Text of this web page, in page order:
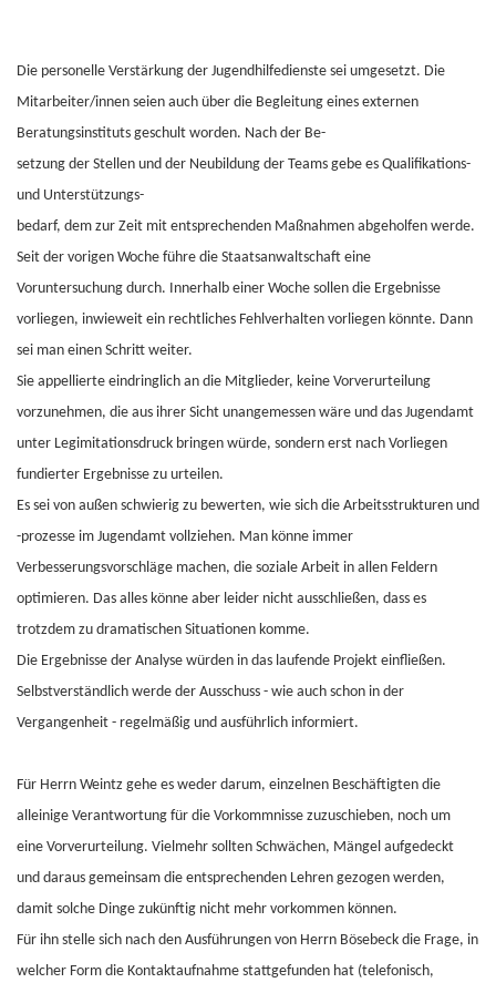
Die personelle Verstärkung der Jugendhilfedienste sei umgesetzt. Die
Mitarbeiter/innen seien auch über die Begleitung eines externen
Beratungsinstituts geschult worden. Nach der Be-
setzung der Stellen und der Neubildung der Teams gebe es Qualifikations-
und Unterstützungs-
bedarf, dem zur Zeit mit entsprechenden Maßnahmen abgeholfen werde.
Seit der vorigen Woche führe die Staatsanwaltschaft eine
Voruntersuchung durch. Innerhalb einer Woche sollen die Ergebnisse
vorliegen, inwieweit ein rechtliches Fehlverhalten vorliegen könnte. Dann
sei man einen Schritt weiter.
Sie appellierte eindringlich an die Mitglieder, keine Vorverurteilung
vorzunehmen, die aus ihrer Sicht unangemessen wäre und das Jugendamt
unter Legimitationsdruck bringen würde, sondern erst nach Vorliegen
fundierter Ergebnisse zu urteilen.
Es sei von außen schwierig zu bewerten, wie sich die Arbeitsstrukturen und
-prozesse im Jugendamt vollziehen. Man könne immer
Verbesserungsvorschläge machen, die soziale Arbeit in allen Feldern
optimieren. Das alles könne aber leider nicht ausschließen, dass es
trotzdem zu dramatischen Situationen komme.
Die Ergebnisse der Analyse würden in das laufende Projekt einfließen.
Selbstverständlich werde der Ausschuss - wie auch schon in der
Vergangenheit - regelmäßig und ausführlich informiert.
Für Herrn Weintz gehe es weder darum, einzelnen Beschäftigten die
alleinige Verantwortung für die Vorkommnisse zuzuschieben, noch um
eine Vorverurteilung. Vielmehr sollten Schwächen, Mängel aufgedeckt
und daraus gemeinsam die entsprechenden Lehren gezogen werden,
damit solche Dinge zukünftig nicht mehr vorkommen können.
Für ihn stelle sich nach den Ausführungen von Herrn Bösebeck die Frage, in
welcher Form die Kontaktaufnahme stattgefunden hat (telefonisch,